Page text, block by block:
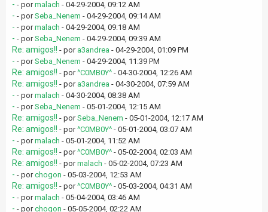
- - pormalach - 04-29-2004, 09:12 AM
- - porSeba_Nenem - 04-29-2004, 09:14 AM
- - pormalach - 04-29-2004, 09:18 AM
- - porSeba_Nenem - 04-29-2004, 09:39 AM
Re: amigos!! - por a3andrea - 04-29-2004, 01:09 PM
- - porSeba_Nenem - 04-29-2004, 11:39 PM
Re: amigos!! - por^C0MB0Y^ - 04-30-2004, 12:26 AM
Re: amigos!! - por a3andrea - 04-30-2004, 07:59 AM
- - pormalach - 04-30-2004, 08:38 AM
- - porSeba_Nenem - 05-01-2004, 12:15 AM
Re: amigos!! - porSeba_Nenem - 05-01-2004, 12:17 AM
Re: amigos!! - por^C0MB0Y^ - 05-01-2004, 03:07 AM
- - pormalach - 05-01-2004, 11:52 AM
Re: amigos!! - por^C0MB0Y^ - 05-02-2004, 02:03 AM
Re: amigos!! - pormalach - 05-02-2004, 07:23 AM
- - porchogon - 05-03-2004, 12:53 AM
Re: amigos!! - por^C0MB0Y^ - 05-03-2004, 04:31 AM
- - pormalach - 05-04-2004, 03:46 AM
- - porchogon - 05-05-2004, 02:22 AM